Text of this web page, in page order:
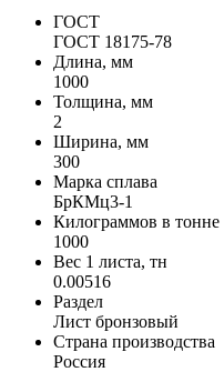
ГОСТ
ГОСТ 18175-78
Длина, мм
1000
Толщина, мм
2
Ширина, мм
300
Марка сплава
БрКМц3-1
Килограммов в тонне
1000
Вес 1 листа, тн
0.00516
Раздел
Лист бронзовый
Страна производства
Россия